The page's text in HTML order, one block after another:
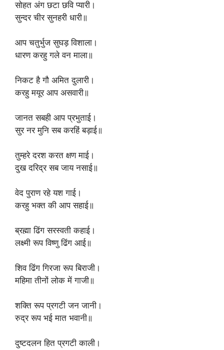
‎सोहत अंग छटा छवि प्यारी।
‎सुन्दर चीर सुनहरी धारी॥
‎आप चतुर्भुज सुघड़ विशाला।
‎धारण करहु गले वन माला॥
‎निकट है गौ अमित दुलारी।
‎करहु मयूर आप असवारी॥
‎जानत सबही आप प्रभुताई।
‎सुर नर मुनि सब करहिं बड़ाई॥
‎तुम्हरे दरश करत क्षण माई।
‎दुख दरिद्र सब जाय नसाई॥
‎वेद पुराण रहे यश गाई।
‎करहु भक्त की आप सहाई॥
‎ब्रह्मा ढिंग सरस्वती कहाई।
‎लक्ष्मी रूप विष्णु ढिंग आई॥
‎शिव ढिंग गिरजा रूप बिराजी।
‎महिमा तीनों लोक में गाजी॥
‎शक्ति रूप प्रगटी जन जानी।
‎रुद्र रूप भई मात भवानी॥
‎दुष्टदलन हित प्रगटी काली।